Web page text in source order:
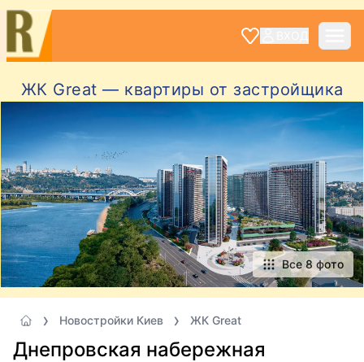
ЖК Great — квартиры от застройщика
Все 8 фото
Новостройки Киев ЖК Great
Днепровская набережная